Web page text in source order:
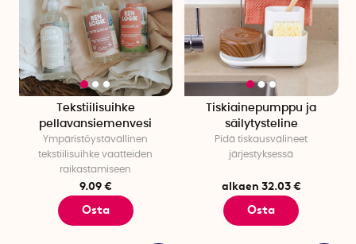
Tekstiilisuihke
pellavansiemenvesi
Ympäristöystävällinen
tekstiilisuihke vaatteiden
raikastamiseen
9.09 €
Osta
Tiskiainepumppu ja
säilytysteline
Pidä tiskausvälineet
järjestyksessä
alkaen 32.03 €
Osta